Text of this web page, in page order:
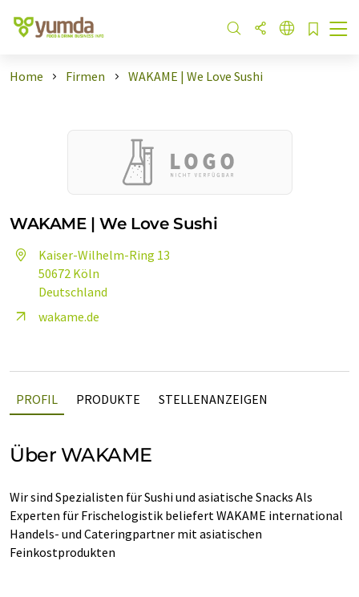
Home Firmen WAKAME | We Love Sushi
WAKAME | We Love Sushi
Kaiser-Wilhelm-Ring 13
50672 Köln
Deutschland
wakame.de
PROFIL PRODUKTE STELLENANZEIGEN
Über WAKAME
Wir sind Spezialisten für Sushi und asiatische Snacks Als
Experten für Frischelogistik beliefert WAKAME international
Handels- und Cateringpartner mit asiatischen
Feinkostprodukten